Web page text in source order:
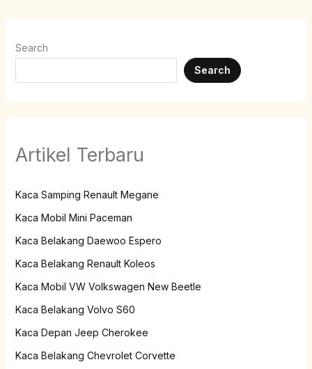
Search
Search
Artikel Terbaru
Kaca Samping Renault Megane
Kaca Mobil Mini Paceman
Kaca Belakang Daewoo Espero
Kaca Belakang Renault Koleos
Kaca Mobil VW Volkswagen New Beetle
Kaca Belakang Volvo S60
Kaca Depan Jeep Cherokee
Kaca Belakang Chevrolet Corvette